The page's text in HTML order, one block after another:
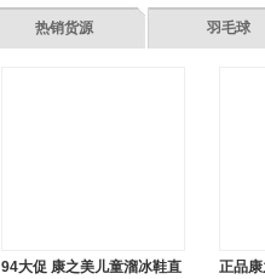
热销货源 羽毛球
94大促 康之美儿童溜冰鞋直
正品